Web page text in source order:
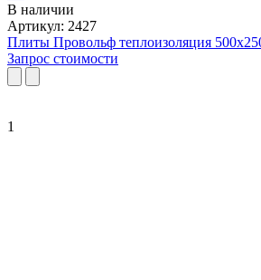
В наличии
Артикул: 2427
Плиты Провольф теплоизоляция
Запрос стоимости
1